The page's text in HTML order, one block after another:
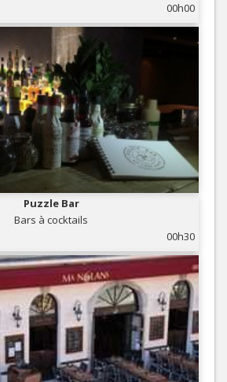
00h00
Puzzle Bar
Bars à cocktails
00h30